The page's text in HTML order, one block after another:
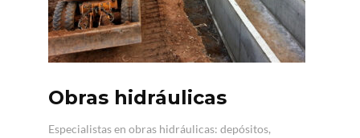
Obras hidráulicas
Especialistas en obras hidráulicas: depósitos,